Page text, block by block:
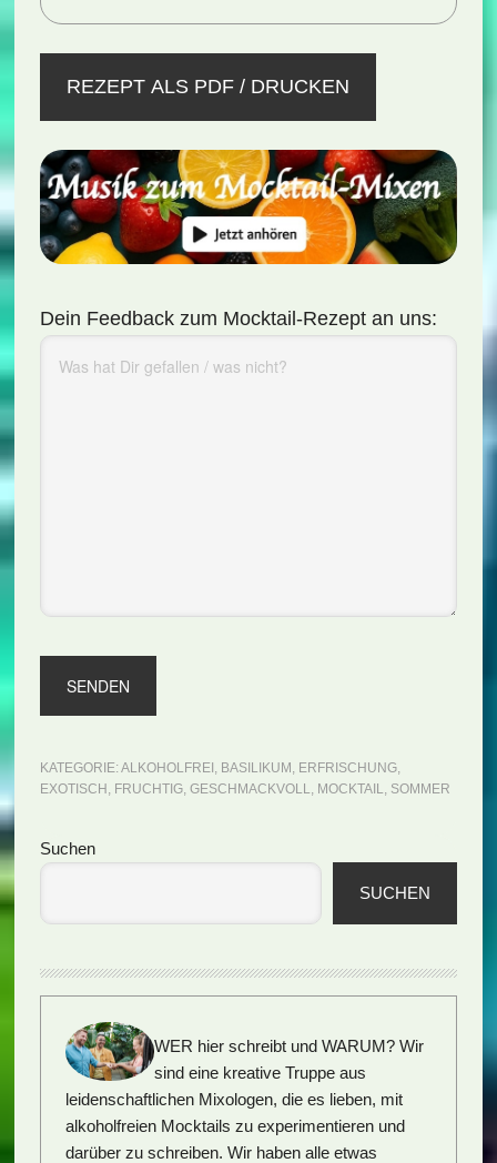
REZEPT ALS PDF / DRUCKEN
Dein Feedback zum Mocktail-Rezept an uns:
KATEGORIE: ALKOHOLFREI , BASILIKUM , ERFRISCHUNG,
EXOTISCH , FRUCHTIG, GESCHMACKVOLL, MOCKTAIL, SOMMER
Seitenspalte
Suchen
SUCHEN
WER hier schreibt und WARUM? Wir
sind eine kreative Truppe aus
leidenschaftlichen Mixologen, die es lieben, mit
alkoholfreien Mocktails zu experimentieren und
darüber zu schreiben. Wir haben alle etwas